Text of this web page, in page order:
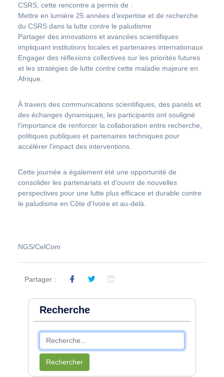
CSRS, cette rencontre a permis de :
Mettre en lumière 25 années d’expertise et de recherche
du CSRS dans la lutte contre le paludisme
Partager des innovations et avancées scientifiques
impliquant institutions locales et partenaires internationaux
Engager des réflexions collectives sur les priorités futures
et les stratégies de lutte contre cette maladie majeure en
Afrique.
À travers des communications scientifiques, des panels et
des échanges dynamiques, les participants ont souligné
l’importance de renforcer la collaboration entre recherche,
politiques publiques et partenaires techniques pour
accélérer l’impact des interventions.
Cette journée a également été une opportunité de
consolider les partenariats et d’ouvrir de nouvelles
perspectives pour une lutte plus efficace et durable contre
le paludisme en Côte d’Ivoire et au-delà.
NGS/CelCom
Partager :
Recherche
Rechercher